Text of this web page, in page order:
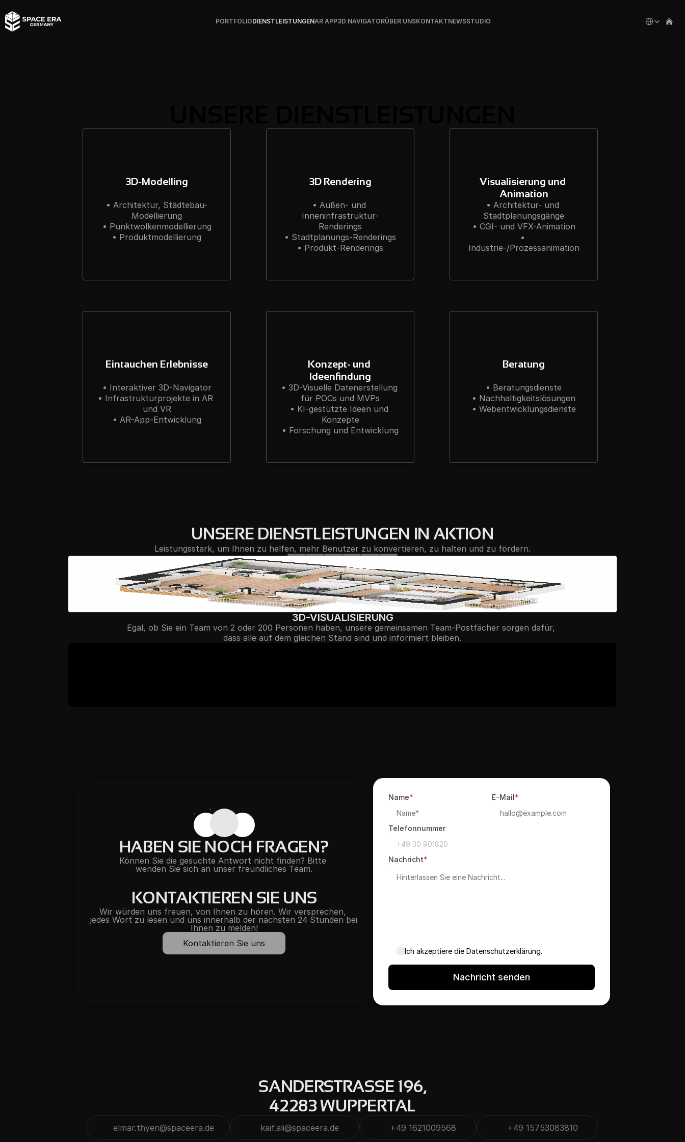
PORTFOLIODIENSTLEISTUNGENAR APP3D NAVIGATORÜBER UNSKONTAKTNEWSSTUDIO
3D-Modelling
• Architektur, Städtebau-
Modellierung
• Punktwolkenmodellierung
• Produktmodellierung
3D Rendering
• Außen- und
Inneninfrastruktur-
Renderings
• Stadtplanungs-Renderings
• Produkt-Renderings
Visualisierung und
Animation
• Architektur- und
Stadtplanungsgänge
• CGI- und VFX-Animation
•
Industrie-/Prozessanimation
Eintauchen Erlebnisse
• Interaktiver 3D-Navigator
• Infrastrukturprojekte in AR
und VR
• AR-App-Entwicklung
Konzept- und
Ideenfindung
• 3D-Visuelle Datenerstellung
für POCs und MVPs
• KI-gestützte Ideen und
Konzepte
Beratung
• Beratungsdienste
• Nachhaltigkeitslösungen
• Webentwicklungsdienste
UNSERE DIENSTLEISTUNGEN IN AKTION
Leistungsstark, um Ihnen zu helfen, mehr Benutzer zu konvertieren, zu halten und zu fördern.
3D-VISUALISIERUNG
Egal, ob Sie ein Team von 2 oder 200 Personen haben, unsere gemeinsamen Team-Postfächer sorgen dafür,
dass alle auf dem gleichen Stand sind und informiert bleiben.
HABEN SIE NOCH FRAGEN?
Können Sie die gesuchte Antwort nicht finden? Bitte
wenden Sie sich an unser freundliches Team.
KONTAKTIEREN SIE UNS
Wir würden uns freuen, von Ihnen zu hören. Wir versprechen,
jedes Wort zu lesen und uns innerhalb der nächsten 24 Stunden bei
Ihnen zu melden!
Kontaktieren Sie uns
Name* E-Mail*
Telefonnummer
Nachricht*
Ich akzeptiere die Datenschutzerklärung.
Nachricht senden
SANDERSTRASSE 196,
42283 WUPPERTAL
Kopieren
elmar.thyen@spaceera.de Kopieren
kaif.ali@spaceera.de Kopieren
+49 1621009568 Kopieren
+49 15753083810